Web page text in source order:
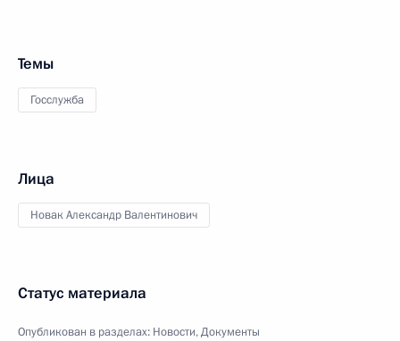
Темы
Госслужба
Лица
Новак Александр Валентинович
Статус материала
Опубликован в разделах: Новости,Документы